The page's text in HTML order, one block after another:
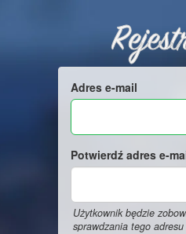
Adres e-mail
Potwierdź adres e-
Użytkownik będzie
sprawdzania tego